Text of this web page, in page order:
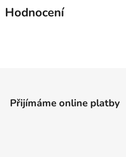
Hodnocení
Přijímáme online platby